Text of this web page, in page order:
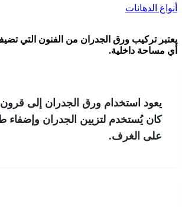
أنواع الدهانات
يعتبر تركيب ورق الجدران من الفنون التي
أي مساحة داخلية.
يعود استخدام ورق الجدران إلى
كان يُستخدم لتزيين الجدران وإضفاء
على الغرف.